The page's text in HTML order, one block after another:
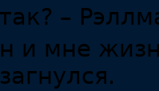
–
и мне